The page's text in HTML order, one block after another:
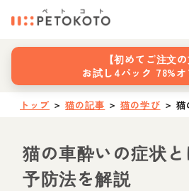
【初めてご注文の
お試し4パック 78%
トップ ＞ 猫の記事 ＞ 猫の学び ＞ 猫
猫の車酔いの症状
予防法を解説